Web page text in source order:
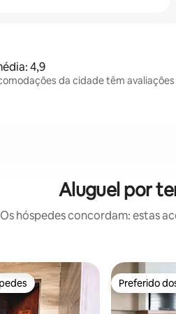
4,9
da cidade têm
Aluguel por
Os hóspedes concordam: estas
dos hóspedes Preferido
Preferido